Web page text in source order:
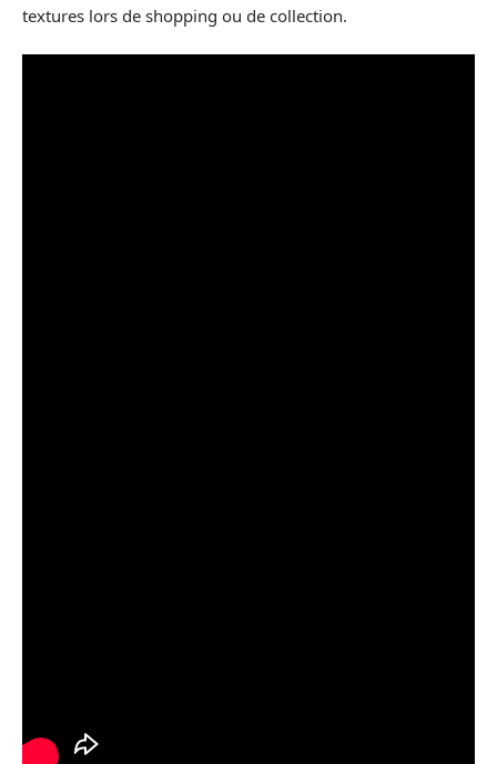
textures lors de shopping ou de collection.